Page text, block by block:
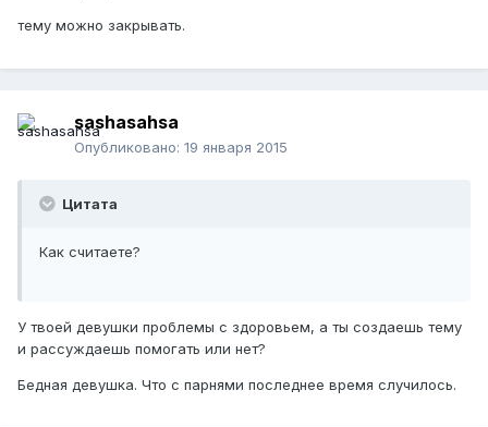
тему можно закрывать.
sashasahsa
Опубликовано: 19 января 2015
Цитата
Как считаете?
У твоей девушки проблемы с здоровьем, а ты создаешь тему
и рассуждаешь помогать или нет?
Бедная девушка. Что с парнями последнее время случилось.